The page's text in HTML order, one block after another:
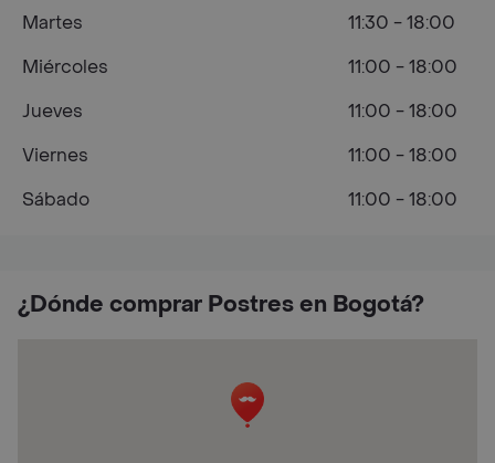
¿Dónde comprar Postres en Bogotá?
Martes
11:30 - 18:00
Miércoles
11:00 - 18:00
Jueves
11:00 - 18:00
Viernes
11:00 - 18:00
Sábado
11:00 - 18:00